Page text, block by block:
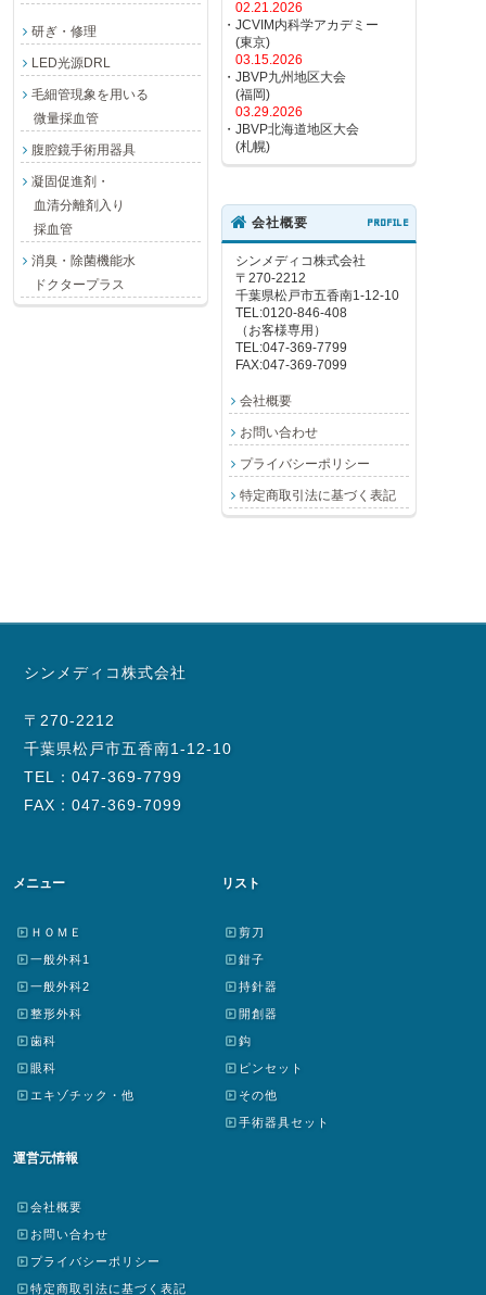
研ぎ・修理
LED光源DRL
毛細管現象を用いる
微量採血管
腹腔鏡手術用器具
凝固促進剤・
血清分離剤入り
採血管
消臭・除菌機能水
ドクタープラス
02.21.2026
・JCVIM内科学アカデミー
(東京)
03.15.2026
・JBVP九州地区大会
(福岡)
03.29.2026
・JBVP北海道地区大会
(札幌)
会社概要 PROFILE
シンメディコ株式会社
〒270-2212
千葉県松戸市五香南1-12-10
TEL:0120-846-408
（お客様専用）
TEL:047-369-7799
FAX:047-369-7099
会社概要
お問い合わせ
プライバシーポリシー
特定商取引法に基づく表記
シンメディコ株式会社
〒270-2212
千葉県松戸市五香南1-12-10
TEL：047-369-7799
FAX：047-369-7099
メニュー
ＨＯＭＥ
一般外科1
一般外科2
整形外科
歯科
眼科
エキゾチック・他
リスト
剪刀
鉗子
持針器
開創器
鈎
ピンセット
その他
手術器具セット
運営元情報
会社概要
お問い合わせ
プライバシーポリシー
特定商取引法に基づく表記